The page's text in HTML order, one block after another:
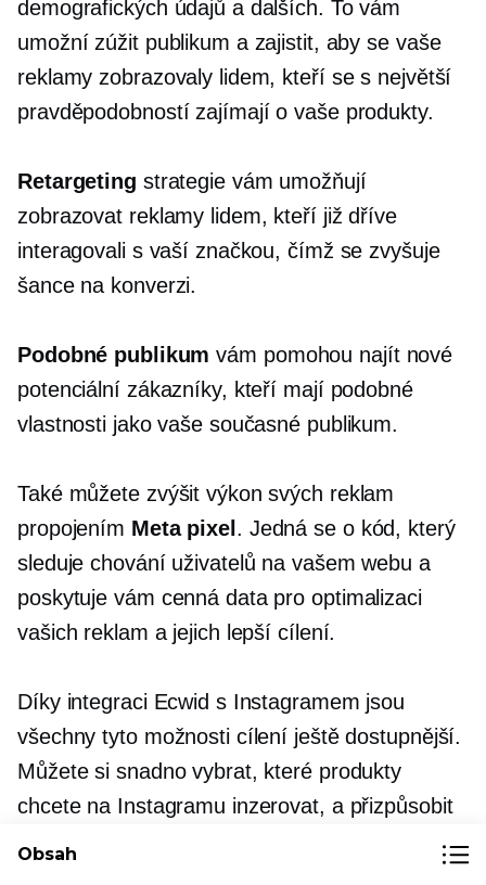
demografických údajů a dalších. To vám
umožní zúžit publikum a zajistit, aby se vaše
reklamy zobrazovaly lidem, kteří se s největší
pravděpodobností zajímají o vaše produkty.
Retargeting strategie vám umožňují
zobrazovat reklamy lidem, kteří již dříve
interagovali s vaší značkou, čímž se zvyšuje
šance na konverzi.
Podobné publikum vám pomohou najít nové
potenciální zákazníky, kteří mají podobné
vlastnosti jako vaše současné publikum.
Také můžete zvýšit výkon svých reklam
propojením Meta pixel . Jedná se o kód, který
sleduje chování uživatelů na vašem webu a
poskytuje vám cenná data pro optimalizaci
vašich reklam a jejich lepší cílení.
Díky integraci Ecwid s Instagramem jsou
všechny tyto možnosti cílení ještě dostupnější.
Můžete si snadno vybrat, které produkty
chcete na Instagramu inzerovat, a přizpůsobit
reklamu vaší cílové skupině. To umožňuje
Obsah